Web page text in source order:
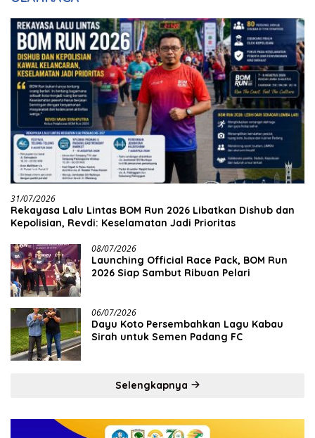
31/07/2026
Rekayasa Lalu Lintas BOM Run 2026 Libatkan Dishub dan
Kepolisian, Revdi: Keselamatan Jadi Prioritas
08/07/2026
Launching Official Race Pack, BOM Run
2026 Siap Sambut Ribuan Pelari
06/07/2026
Dayu Koto Persembahkan Lagu Kabau
Sirah untuk Semen Padang FC
Selengkapnya